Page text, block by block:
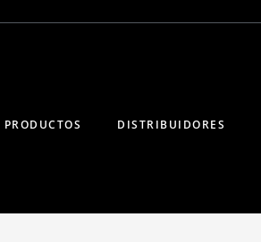
PRODUCTOS DISTRIBUIDORES